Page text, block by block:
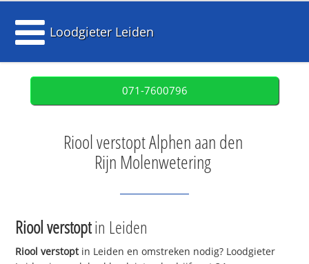
Loodgieter Leiden
071-7600796
Riool verstopt Alphen aan den
Rijn Molenwetering
Riool verstoptin Leiden
Riool verstoptin Leiden en omstreken nodig? Loodgieter